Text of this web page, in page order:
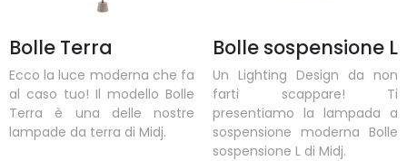
Bolle Terra
Ecco la luce moderna che fa
al caso tuo! Il modello Bolle
Terra è una delle nostre
lampade da terra di Midj.
Bolle sospensione L
Un Lighting Design da non
farti scappare! Ti
presentiamo la lampada a
sospensione moderna Bolle
sospensione L di Midj.